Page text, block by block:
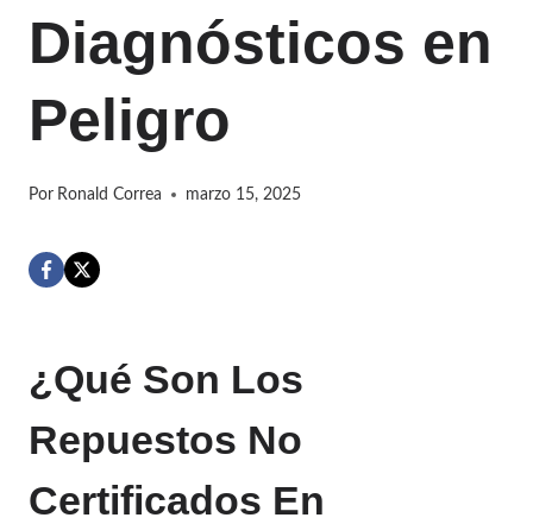
Diagnósticos en
Peligro
Por Ronald Correa marzo 15, 2025
¿Qué Son Los
Repuestos No
Certificados En